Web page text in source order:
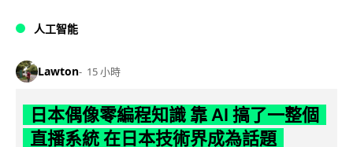
人工智能
Lawton 15 小時
日本偶像零編程知識 靠 AI 搞了一整個
直播系統 在日本技術界成為話題